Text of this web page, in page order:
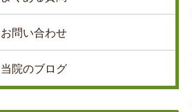
お問い合わせ
当院のブログ